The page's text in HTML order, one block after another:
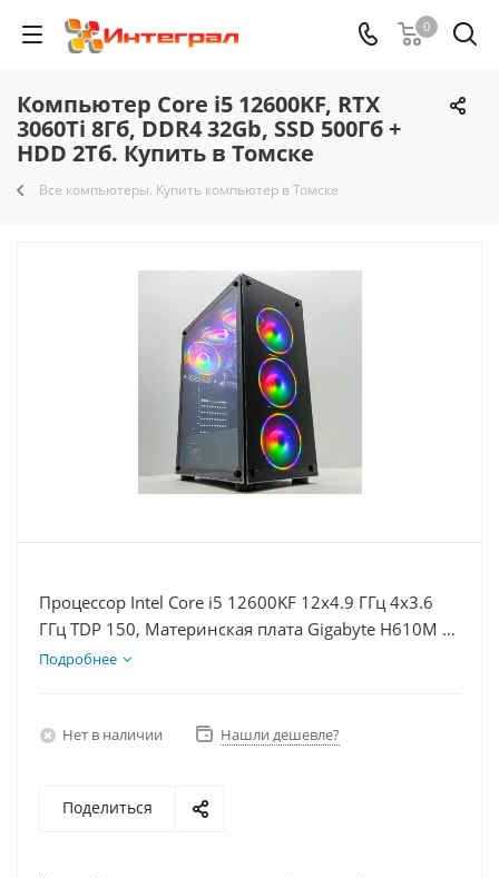
0
Компьютер Core i5 12600KF, RTX
3060Ti 8Гб, DDR4 32Gb, SSD 500Гб +
HDD 2Тб. Купить в Томске
Все компьютеры. Купить компьютер в Томске
Процессор Intel Core i5 12600KF 12x4.9 ГГц 4x3.6
ГГц TDP 150, Материнская плата Gigabyte H610M K,
Видеокарта RTX 3060Ti 8Гб, Память DDR4 32Gb,
Подробнее
Нет в наличии Нашли дешевле?
Поделиться